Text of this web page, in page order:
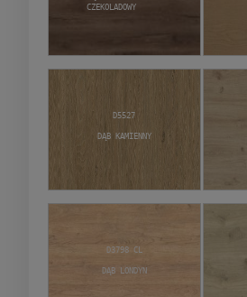
Czekoladowy
Dąb Kamienny
D5527
Dąb Londyn
D3798 CL